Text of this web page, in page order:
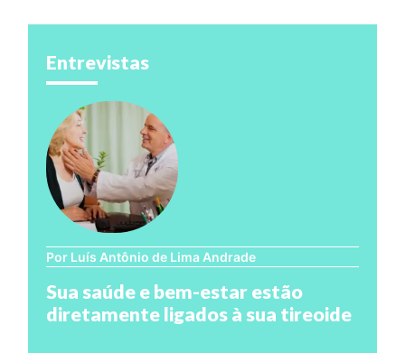
Entrevistas
Por Luís Antônio de Lima Andrade
Sua saúde e bem-estar estão
diretamente ligados à sua tireoide